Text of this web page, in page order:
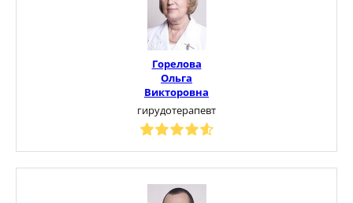
Горелова
Ольга
Викторовна
гирудотерапевт